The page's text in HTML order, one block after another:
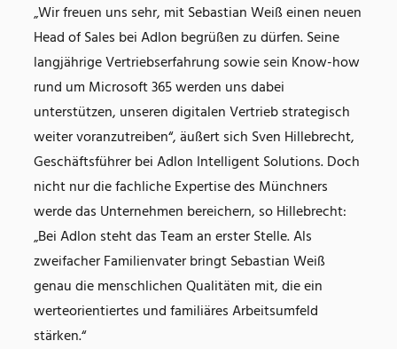
„Wir freuen uns sehr, mit Sebastian Weiß einen neuen
Head of Sales bei Adlon begrüßen zu dürfen. Seine
langjährige Vertriebserfahrung sowie sein Know-how
rund um Microsoft 365 werden uns dabei
unterstützen, unseren digitalen Vertrieb strategisch
weiter voranzutreiben“, äußert sich Sven Hillebrecht,
Geschäftsführer bei Adlon Intelligent Solutions. Doch
nicht nur die fachliche Expertise des Münchners
werde das Unternehmen bereichern, so Hillebrecht:
„Bei Adlon steht das Team an erster Stelle. Als
zweifacher Familienvater bringt Sebastian Weiß
genau die menschlichen Qualitäten mit, die ein
werteorientiertes und familiäres Arbeitsumfeld
stärken.“